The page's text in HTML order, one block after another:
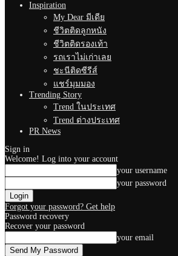
Inspiration
My Dear มีเดีย
ชีวิตติดลูกหนัง
ชีวิตติดรองเท้า
รถเราไม่เก่าเลย
ชะนีติดซีรีส์
แชร์มุมมอง
Trending Story
Trend ในประเทศ
Trend ต่างประเทศ
PR News
Sign in
Welcome! Log into your account
your username
your password
Forgot your password? Get help
Password recovery
Recover your password
your email